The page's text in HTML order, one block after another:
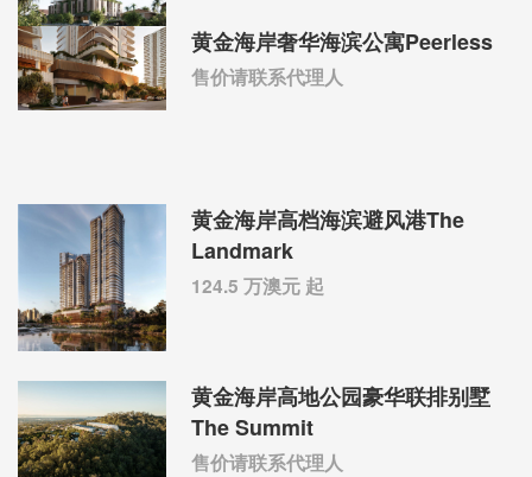
黄金海岸奢华海滨公寓Peerless
售价请联系代理人
黄金海岸高档海滨避风港The
Landmark
124.5 万澳元 起
黄金海岸高地公园豪华联排别墅
The Summit
售价请联系代理人